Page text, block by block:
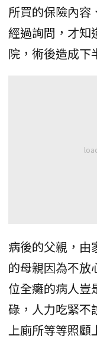
所買的保險內容
經過詢問，才知
院，術後造成下
病後的父親，由
的母親因為不放
位全癱的病人豈
碌，人力吃緊不
上廁所等等照顧